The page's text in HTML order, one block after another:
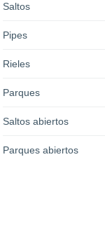
Saltos
Pipes
Rieles
Parques
Saltos abiertos
Parques abiertos